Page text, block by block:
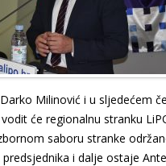
Darko Milinović i u sljedećem
će regionalnu stranku
saboru stranke
predsjednika i dalje ostaje